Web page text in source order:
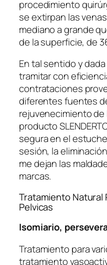
procedimiento
se extirpan las
mediano a grande
de la superficie, de
En tal sentido y
tramitar con
contrataciones
diferentes fuentes
rejuvenecimiento de
producto
segura en el
sesión, la
me dejan las
marcas.
Tratamiento Natural
Pelvicas
Isomiario,
Tratamiento para
tratamiento